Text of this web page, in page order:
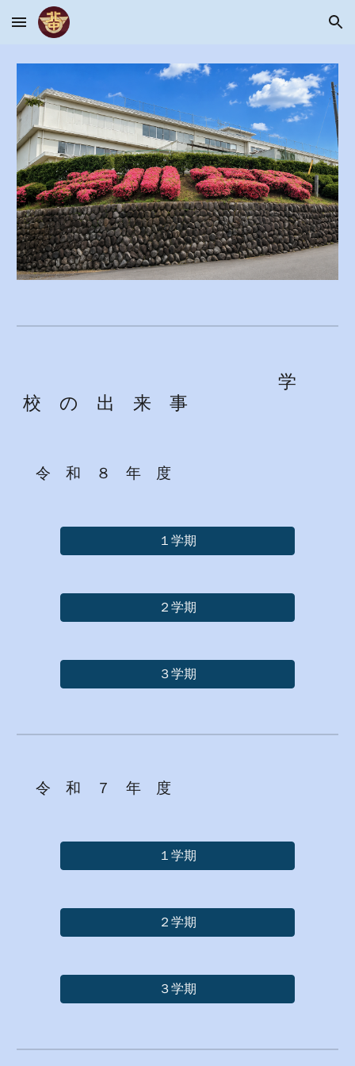
Skip to main content Skip to navigation
学
校 の 出 来 事
令 和 ８ 年 度
１学期
２学期
３学期
令 和 ７ 年 度
１学期
２学期
３学期